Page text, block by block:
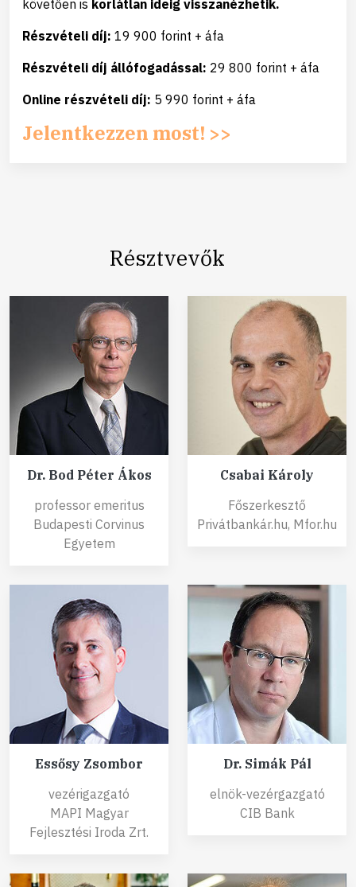
követően is korlátlan ideig visszanézhetik.
Részvételi díj: 19 900 forint + áfa
Részvételi díj állófogadással: 29 800 forint + áfa
Online részvételi díj: 5 990 forint + áfa
Jelentkezzen most! >>
Résztvevők
Dr. Bod Péter Ákos
professor emeritus
Budapesti Corvinus
Egyetem
Csabai Károly
Főszerkesztő
Privátbankár.hu, Mfor.hu
Essősy Zsombor
vezérigazgató
MAPI Magyar
Fejlesztési Iroda Zrt.
Dr. Simák Pál
elnök-vezérgazgató
CIB Bank